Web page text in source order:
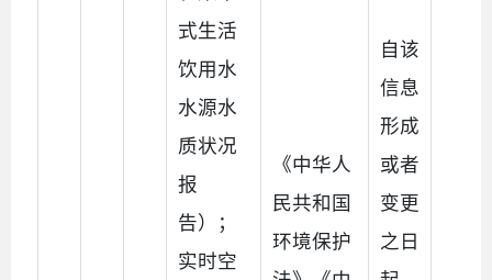
式生活
饮用水
水源水
质状况
报
告）；
实时空
《中华人
民共和国
环境保护
自该
信息
形成
或者
变更
之日